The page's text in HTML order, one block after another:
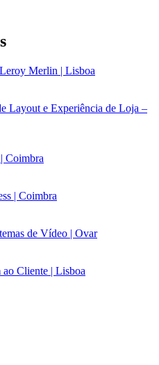
Merlin | Lisboa
Layout e Experiência de Loja –
Coimbra
| Coimbra
de Vídeo | Ovar
ao Cliente | Lisboa